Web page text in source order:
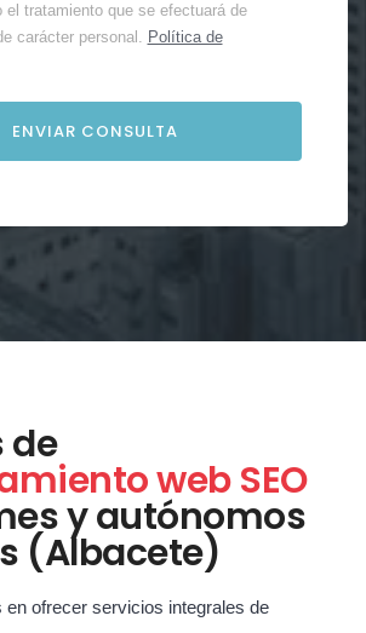
el tratamiento que se efectuará de
carácter personal. Política de
de
web SEO
y autónomos
(Albacete)
ofrecer servicios integrales de